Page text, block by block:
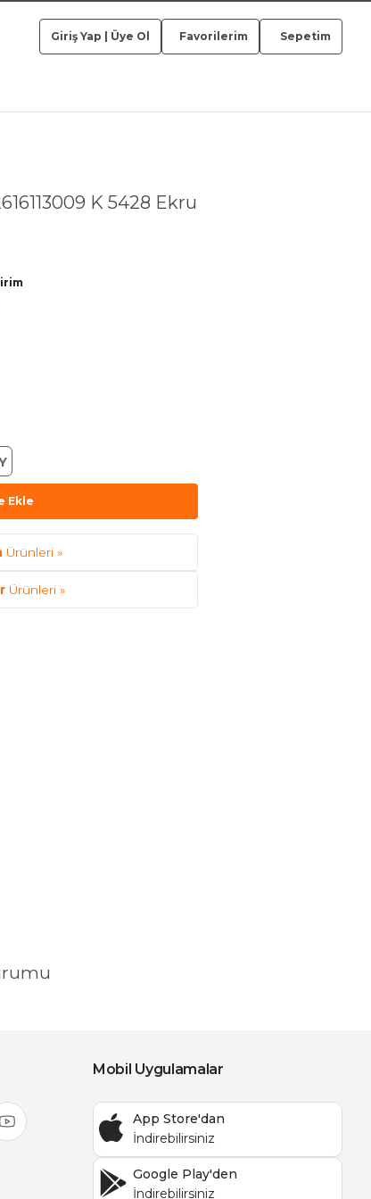
Giriş Yap Üye Ol Favorilerim Sepetim
K 5428 Ekru
Ekle
Ürünleri »
Ürünleri »
Mobil Uygulamalar
App Store'dan
Google Play'den